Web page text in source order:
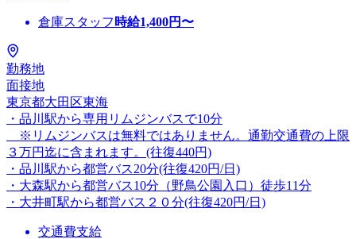
倉庫スタッフ 時給1,400円〜
勤務地
面接地
東京都大田区東海
・品川駅から専用リムジンバスで10分
※リムジンバスは無料ではありません。通勤交通費の上限
３万円迄に含まれます。(往復440円)
・品川駅から都営バス20分(往復420円/日)
・大森駅から都営バス10分（野鳥公園入口）徒歩11分
・大井町駅から都営バス２０分(往復420円/日)
交通費支給